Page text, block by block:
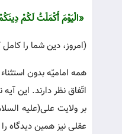
«الْیَوْمَ أَکْمَلْتُ لَکُمْ
(امروز، دین شما را
همه امامیّه بدون
اتّفاق نظر دارند. این
بر ولایت على(علیه
عقلى نیز همین دیدگاه